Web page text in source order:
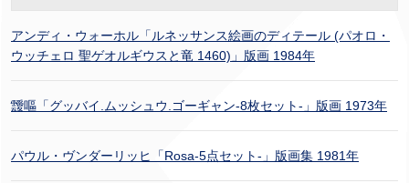
アンディ・ウォーホル「ルネッサンス絵画のディテール (パオロ・
ウッチェロ 聖ゲオルギウスと竜 1460)」版画 1984年
靉嘔「グッバイ.ムッシュウ.ゴーギャン-8枚セット-」版画 1973年
パウル・ヴンダーリッヒ「Rosa-5点セット-」版画集 1981年